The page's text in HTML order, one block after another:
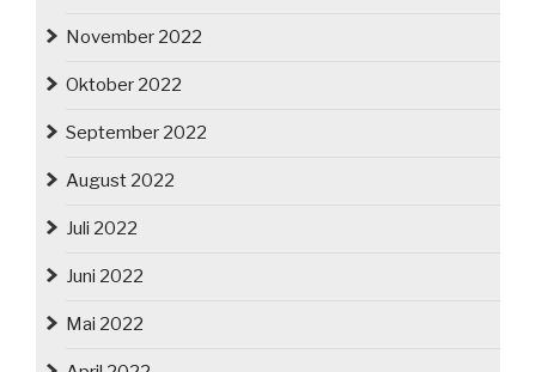
November 2022
Oktober 2022
September 2022
August 2022
Juli 2022
Juni 2022
Mai 2022